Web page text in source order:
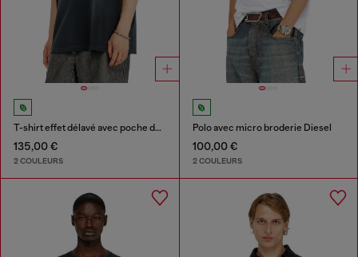
T-shirt effet délavé avec poche déchirée
135,00 €
2 COULEURS
Polo avec micro broderie Diesel
100,00 €
2 COULEURS